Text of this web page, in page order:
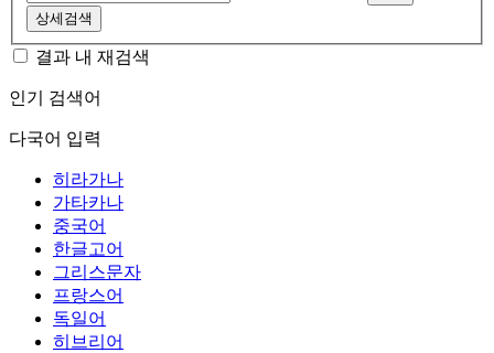
상세검색
결과 내 재검색
인기 검색어
다국어 입력
히라가나
가타카나
중국어
한글고어
그리스문자
프랑스어
독일어
히브리어